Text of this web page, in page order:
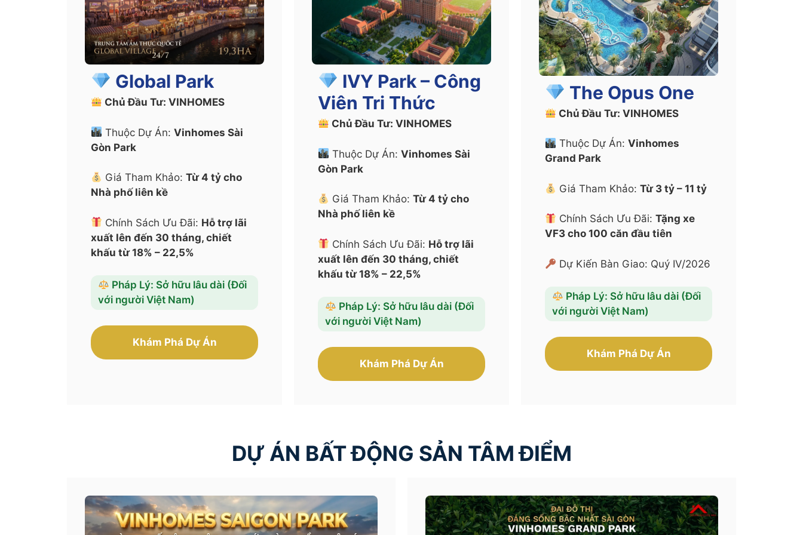
:
Global Park
Chủ Đầu Tư: VINHOMES
Thuộc Dự Án:Vinhomes Sài
Gòn Park
Giá Tham Khảo:Từ 4 tỷ cho
Nhà phố liên kề
Chính Sách Ưu Đãi: Hỗ trợ lãi
xuất lên đến 30 tháng, chiết
khấu từ 18% – 22,5%
Pháp Lý: Sở hữu lâu dài (Đối
với người Việt Nam)
Khám Phá Dự Án
IVY Park – Công
Viên Tri Thức
Chủ Đầu Tư: VINHOMES
Thuộc Dự Án:Vinhomes Sài
Gòn Park
Giá Tham Khảo:Từ 4 tỷ cho
Nhà phố liên kề
Chính Sách Ưu Đãi: Hỗ trợ lãi
xuất lên đến 30 tháng, chiết
khấu từ 18% – 22,5%
Pháp Lý: Sở hữu lâu dài (Đối
với người Việt Nam)
Khám Phá Dự Án
The Opus One
Chủ Đầu Tư: VINHOMES
Thuộc Dự Án:Vinhomes
Grand Park
Giá Tham Khảo:Từ 3 tỷ – 11 tỷ
Chính Sách Ưu Đãi:Tặng xe
VF3 cho 100 căn đầu tiên
Dự Kiến Bàn Giao: Quý IV/2026
Pháp Lý: Sở hữu lâu dài (Đối
với người Việt Nam)
Khám Phá Dự Án
DỰ ÁN BẤT ĐỘNG SẢN TÂM ĐIỂM